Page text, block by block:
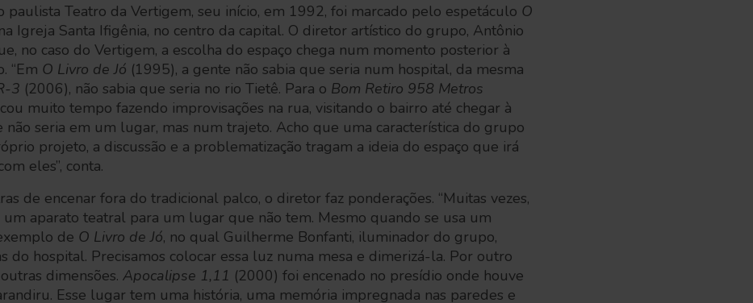
paulista Teatro da Vertigem, seu início, em 1992, foi marcado pelo espetáculo O
Igreja Santa Ifigênia, no centro da capital. O diretor artístico do grupo, Antônio
no caso do Vertigem, a escolha do espaço chega num momento posterior à
“Em O Livro de Jó (1995), a gente não sabia que seria num hospital, da mesma
3 (2006), não sabia que seria no rio Tietê. Para o Bom Retiro 958 Metros
muito tempo fazendo improvisações na rua, visitando o bairro até chegar à
não seria em um lugar, mas num trajeto. Acho que uma característica do grupo
projeto, a discussão e a problematização tragam a ideia do espaço que irá
eles”, conta.
de encenar fora do tradicional palco, o diretor faz ponderações. “Muitas vezes,
um aparato teatral para um lugar que não tem. Mesmo quando se usa um
de O Livro de Jó, no qual Guilherme Bonfanti, iluminador do grupo,
do hospital. Precisamos colocar essa luz numa mesa e dimerizá-la. Por outro
dimensões. Apocalipse 1,11 (2000) foi encenado no presídio onde houve
Esse lugar tem uma história, uma memória impregnada nas paredes e